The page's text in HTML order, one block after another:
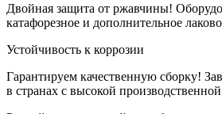
Двойная защита от ржавчины!
катафорезное и дополнительное
Устойчивость к коррозии
Гарантируем качественную сборку!
в странах с высокой